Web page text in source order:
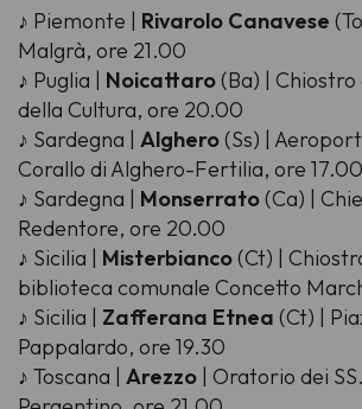
♪ Piemonte | Rivarolo Canavese
Malgrà, ore 21.00
♪ Puglia | Noicattaro(Ba) | Chiostro
della Cultura, ore 20.00
♪ Sardegna | Alghero(Ss) |
Corallo di Alghero-Fertilia, ore 17.00
♪ Sardegna | Monserrato(Ca) |
Redentore, ore 20.00
♪ Sicilia | Misterbianco(Ct) |
biblioteca comunale Concetto
♪ Sicilia | Zafferana Etnea (Ct) |
Pappalardo, ore 19.30
♪ Toscana | Arezzo | Oratorio dei